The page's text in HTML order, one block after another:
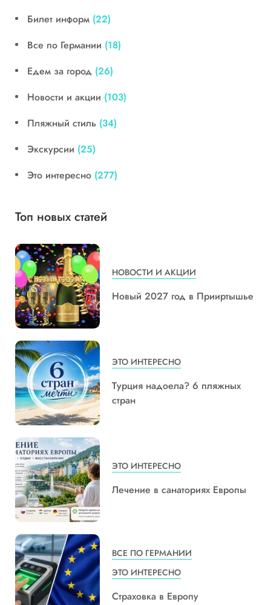
Билет информ (22)
Все по Германии (18)
Едем за город (26)
Новости и акции (103)
Пляжный стиль (34)
Экскурсии (25)
Это интересно (277)
Топ новых статей
НОВОСТИ И АКЦИИ
Новый 2027 год в Прииртышье
ЭТО ИНТЕРЕСНО
Турция надоела? 6 пляжных
стран
ЭТО ИНТЕРЕСНО
Лечение в санаториях Европы
ВСЕ ПО ГЕРМАНИИ
ЭТО ИНТЕРЕСНО
Страховка в Европу